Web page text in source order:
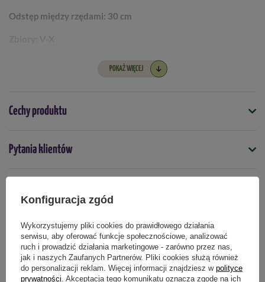
Odstęp między rzędami: 30 cm
POKAŻ WIĘCEJ
Cechy produktu
Symbol
4000159081222
Nasiona na taśmie
marzec kwiecień maj czerwiec lipiec
Podmiot odpowiedzialny za ten produkt na terenie UE Więcej
Pytania klientów
Produkty powiązane
Konfiguracja zgód
Wykorzystujemy pliki cookies do prawidłowego działania
serwisu, aby oferować funkcje społecznościowe, analizować
ruch i prowadzić działania marketingowe - zarówno przez nas,
jak i naszych Zaufanych Partnerów. Pliki cookies służą również
do personalizacji reklam. Więcej informacji znajdziesz w polityce
prywatności . Akceptacja tego komunikatu oznacza zgodę na ich